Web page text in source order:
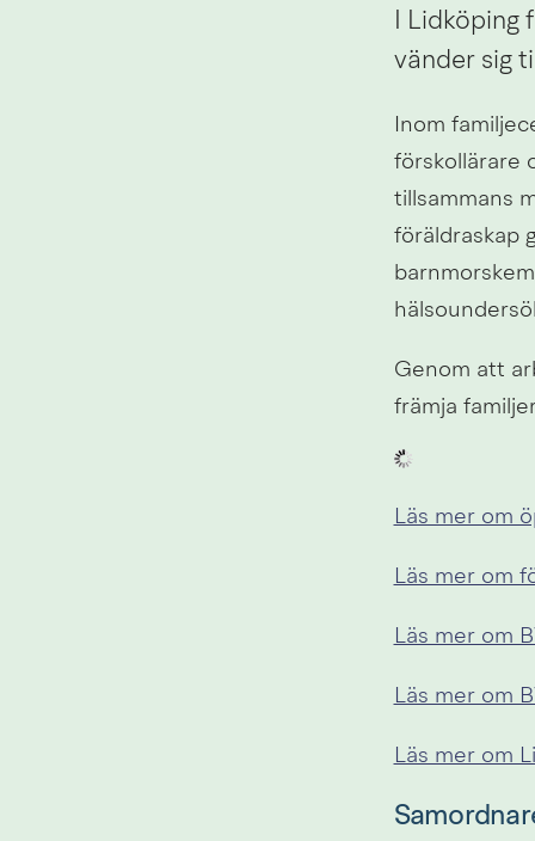
I
vänder sig
Inom
förskollärare
tillsammans
föräldraskap
Genom att
främja
Läs mer om
Läs mer om
Läs mer om
Läs mer om
Läs mer om